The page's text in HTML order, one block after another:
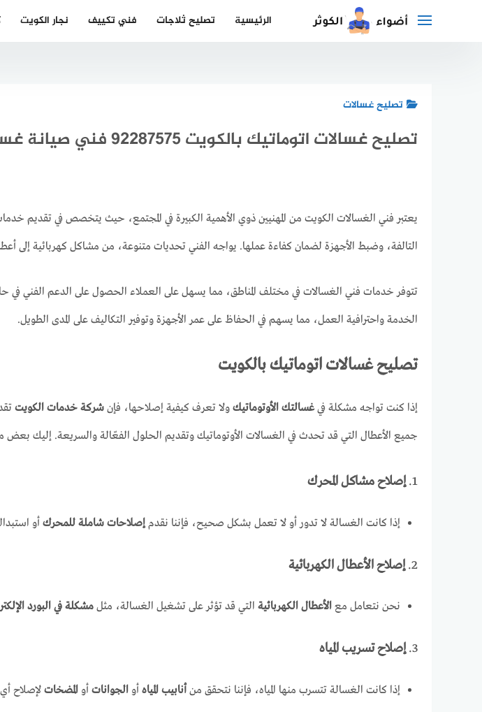
الرئيسية تصليح ثلاجات فني تكييف نجار الكويت
تصليح غسالات
تصليح غسالات اتوماتيك بالكويت​ 92287575 فني صيانة غسالات ومجففات
يعتبر فني الغسالات الكويت من المهنيين ذوي الأهمية الكبيرة في المجتمع، حيث يتخصص في تقديم
التالفة، وضبط الأجهزة لضمان كفاءة عملها. يواجه الفني تحديات متنوعة، من مشاكل كهربائية إلى
تتوفر خدمات فني الغسالات في مختلف المناطق، مما يسهل على العملاء الحصول على الدعم الفني في
الخدمة واحترافية العمل، مما يسهم في الحفاظ على عمر الأجهزة وتوفير التكاليف على المدى الطويل.
تصليح غسالات اتوماتيك بالكويت
إذا كنت تواجه مشكلة فيغسالتك الأوتوماتيك ولا تعرف كيفية إصلاحها، فإن شركة خدمات الكويت
جميع الأعطال التي قد تحدث في الغسالات الأوتوماتيك وتقديم الحلول الفعّالة والسريعة. إليك بعض
1. إصلاح مشاكل المحرك
إذا كانت الغسالة لا تدور أو لا تعمل بشكل صحيح، فإننا نقدمإصلاحات شاملة للمحرك أو
2. إصلاح الأعطال الكهربائية
نحن نتعامل مع الأعطال الكهربائية التي قد تؤثر على تشغيل الغسالة، مثلمشكلة في البورد
3. إصلاح تسريب المياه
إذا كانت الغسالة تتسرب منها المياه، فإننا نتحقق من أنابيب المياه أو الجوانات أو المضخات لإصلاح